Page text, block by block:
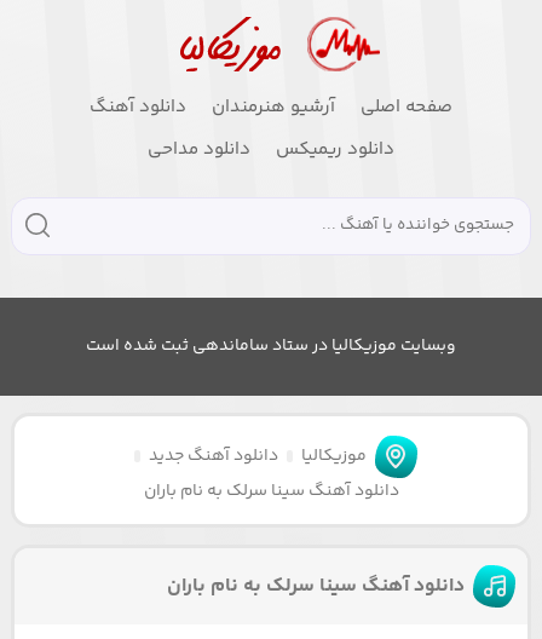
صفحه اصلی آرشیو هنرمندان
دانلود آهنگ
دانلود ریمیکس
دانلود مداحی
وبسایت موزیکالیا در ستاد ساماندهی ثبت شده است
موزیکالیا
دانلود آهنگ جدید
دانلود آهنگ سینا سرلک به نام باران
دانلود آهنگ سینا سرلک به نام باران